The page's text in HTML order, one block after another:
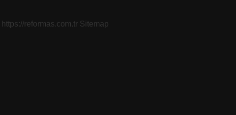
https://reformas.com.tr Sitemap